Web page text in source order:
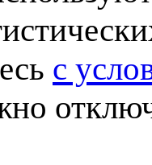
с